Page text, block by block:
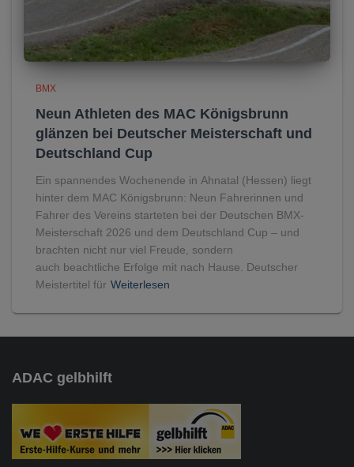
BMX
Neun Athleten des MAC Königsbrunn
glänzen bei Deutscher Meisterschaft und
Deutschland Cup
Ein spannendes Wochenende in Ahnatal (Hessen) liegt
hinter dem MAC Königsbrunn: Neun Fahrerinnen und
Fahrer des Vereins starteten bei der Deutschen BMX-
Meisterschaft 2026 und dem Deutschland Cup – und
brachten nicht nur viel Freude, sondern
auch beachtliche Erfolge mit nach Hause. Deutscher
Meistertitel für Weiterlesen
ADAC gelbhilft